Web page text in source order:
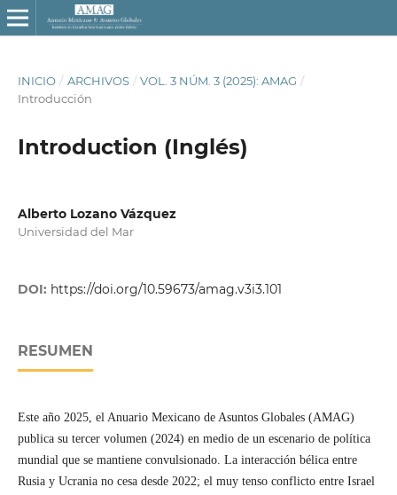
INICIO / ARCHIVOS / VOL. 3 NÚM. 3 (2025): AMAG /
Introducción
Introduction (Inglés)
Alberto Lozano Vázquez
Universidad del Mar
DOI: https://doi.org/10.59673/amag.v3i3.101
RESUMEN
Este año 2025, el Anuario Mexicano de Asuntos Globales (AMAG)
publica su tercer volumen (2024) en medio de un escenario de política
mundial que se mantiene convulsionado. La interacción bélica entre
Rusia y Ucrania no cesa desde 2022; el muy tenso conflicto entre Israel